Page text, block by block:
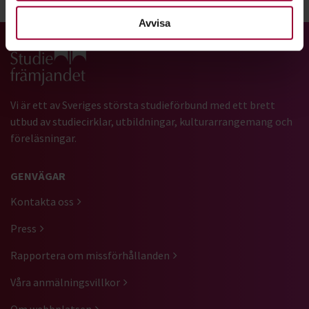
Avvisa
Gå till studiefrämjandets startsida
Vi är ett av Sveriges största studieförbund med ett brett
utbud av studiecirklar, utbildningar, kulturarrangemang och
föreläsningar.
GENVÄGAR
Kontakta oss
Press
Rapportera om missförhållanden
Våra anmälningsvillkor